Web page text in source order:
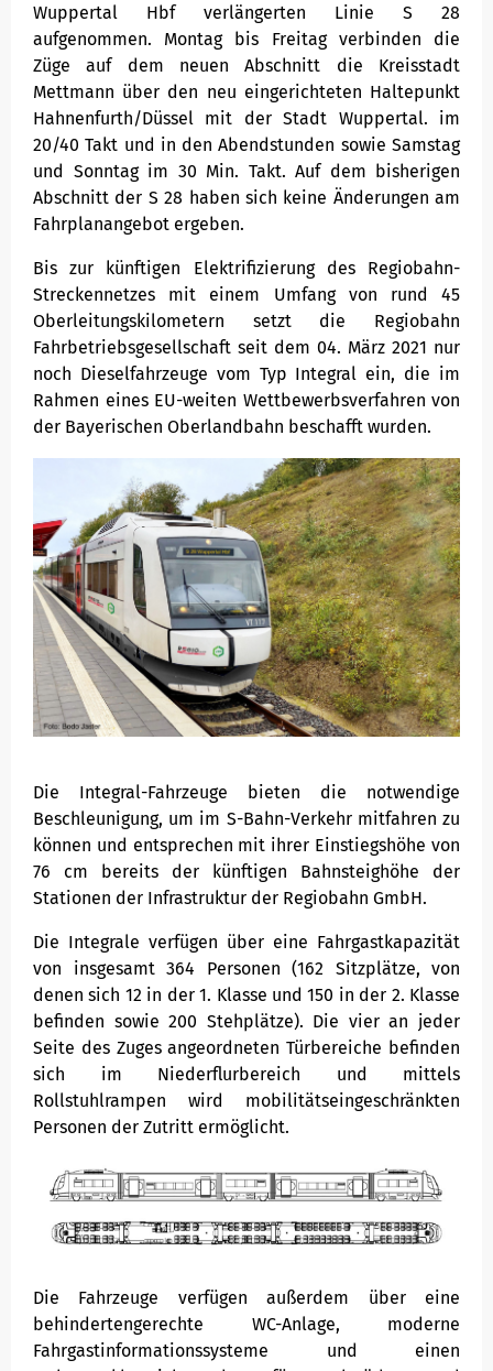
Gesellschafter Regiobahn
Fahrbetriebsgesellschaft mbH
Wuppertal Hbf verlängerten Linie S 28
aufgenommen. Montag bis Freitag verbinden die
Züge auf dem neuen Abschnitt die Kreisstadt
Mettmann über den neu eingerichteten Haltepunkt
Hahnenfurth/Düssel mit der Stadt Wuppertal. im
20/40 Takt und in den Abendstunden sowie Samstag
und Sonntag im 30 Min. Takt. Auf dem bisherigen
Abschnitt der S 28 haben sich keine Änderungen am
Fahrplanangebot ergeben.
Bis zur künftigen Elektrifizierung des Regiobahn-
Streckennetzes mit einem Umfang von rund 45
Oberleitungskilometern setzt die Regiobahn
Fahrbetriebsgesellschaft seit dem 04. März 2021 nur
noch Dieselfahrzeuge vom Typ Integral ein, die im
Rahmen eines EU-weiten Wettbewerbsverfahren von
der Bayerischen Oberlandbahn beschafft wurden.
Die Integral-Fahrzeuge bieten die notwendige
Beschleunigung, um im S-Bahn-Verkehr mitfahren zu
können und entsprechen mit ihrer Einstiegshöhe von
76 cm bereits der künftigen Bahnsteighöhe der
Stationen der Infrastruktur der Regiobahn GmbH.
Die Integrale verfügen über eine Fahrgastkapazität
von insgesamt 364 Personen (162 Sitzplätze, von
denen sich 12 in der 1. Klasse und 150 in der 2. Klasse
befinden sowie 200 Stehplätze). Die vier an jeder
Seite des Zuges angeordneten Türbereiche befinden
sich im Niederflurbereich und mittels
Rollstuhlrampen wird mobilitätseingeschränkten
Personen der Zutritt ermöglicht.
Die Fahrzeuge verfügen außerdem über eine
behindertengerechte WC-Anlage, moderne
Fahrgastinformationssysteme und einen